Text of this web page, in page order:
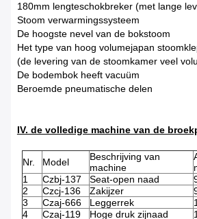
180mm lengteschokbreker (met lange
Stoom verwarmingssysteem
De hoogste nevel van de bokstoom
Het type van hoog volumejapan
(de levering van de stoomkamer veel
De bodembok heeft vacuüm
Beroemde pneumatische delen
IV. de volledige machine van de
Nr. Model
Beschrijving van
machine
1
Czbj-137 Seat-open naad
2
Czcj-136 Zakijzer
3
Czaj-666 Leggerrek
4
Czaj-119 Hoge druk zijnaad